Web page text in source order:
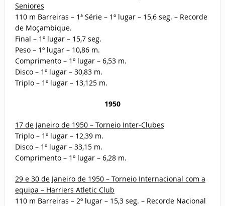
Seniores
110 m Barreiras – 1ª Série – 1º lugar – 15,6 seg. – Recorde
de Moçambique.
Final – 1º lugar – 15,7 seg.
Peso – 1º lugar – 10,86 m.
Comprimento – 1º lugar – 6,53 m.
Disco – 1º lugar – 30,83 m.
Triplo – 1º lugar – 13,125 m.
1950
17 de Janeiro de 1950 – Torneio Inter-Clubes
Triplo – 1º lugar – 12,39 m.
Disco – 1º lugar – 33,15 m.
Comprimento – 1º lugar – 6,28 m.
29 e 30 de Janeiro de 1950 – Torneio Internacional com a
equipa – Harriers Atletic Club
110 m Barreiras – 2º lugar – 15,3 seg. – Recorde Nacional